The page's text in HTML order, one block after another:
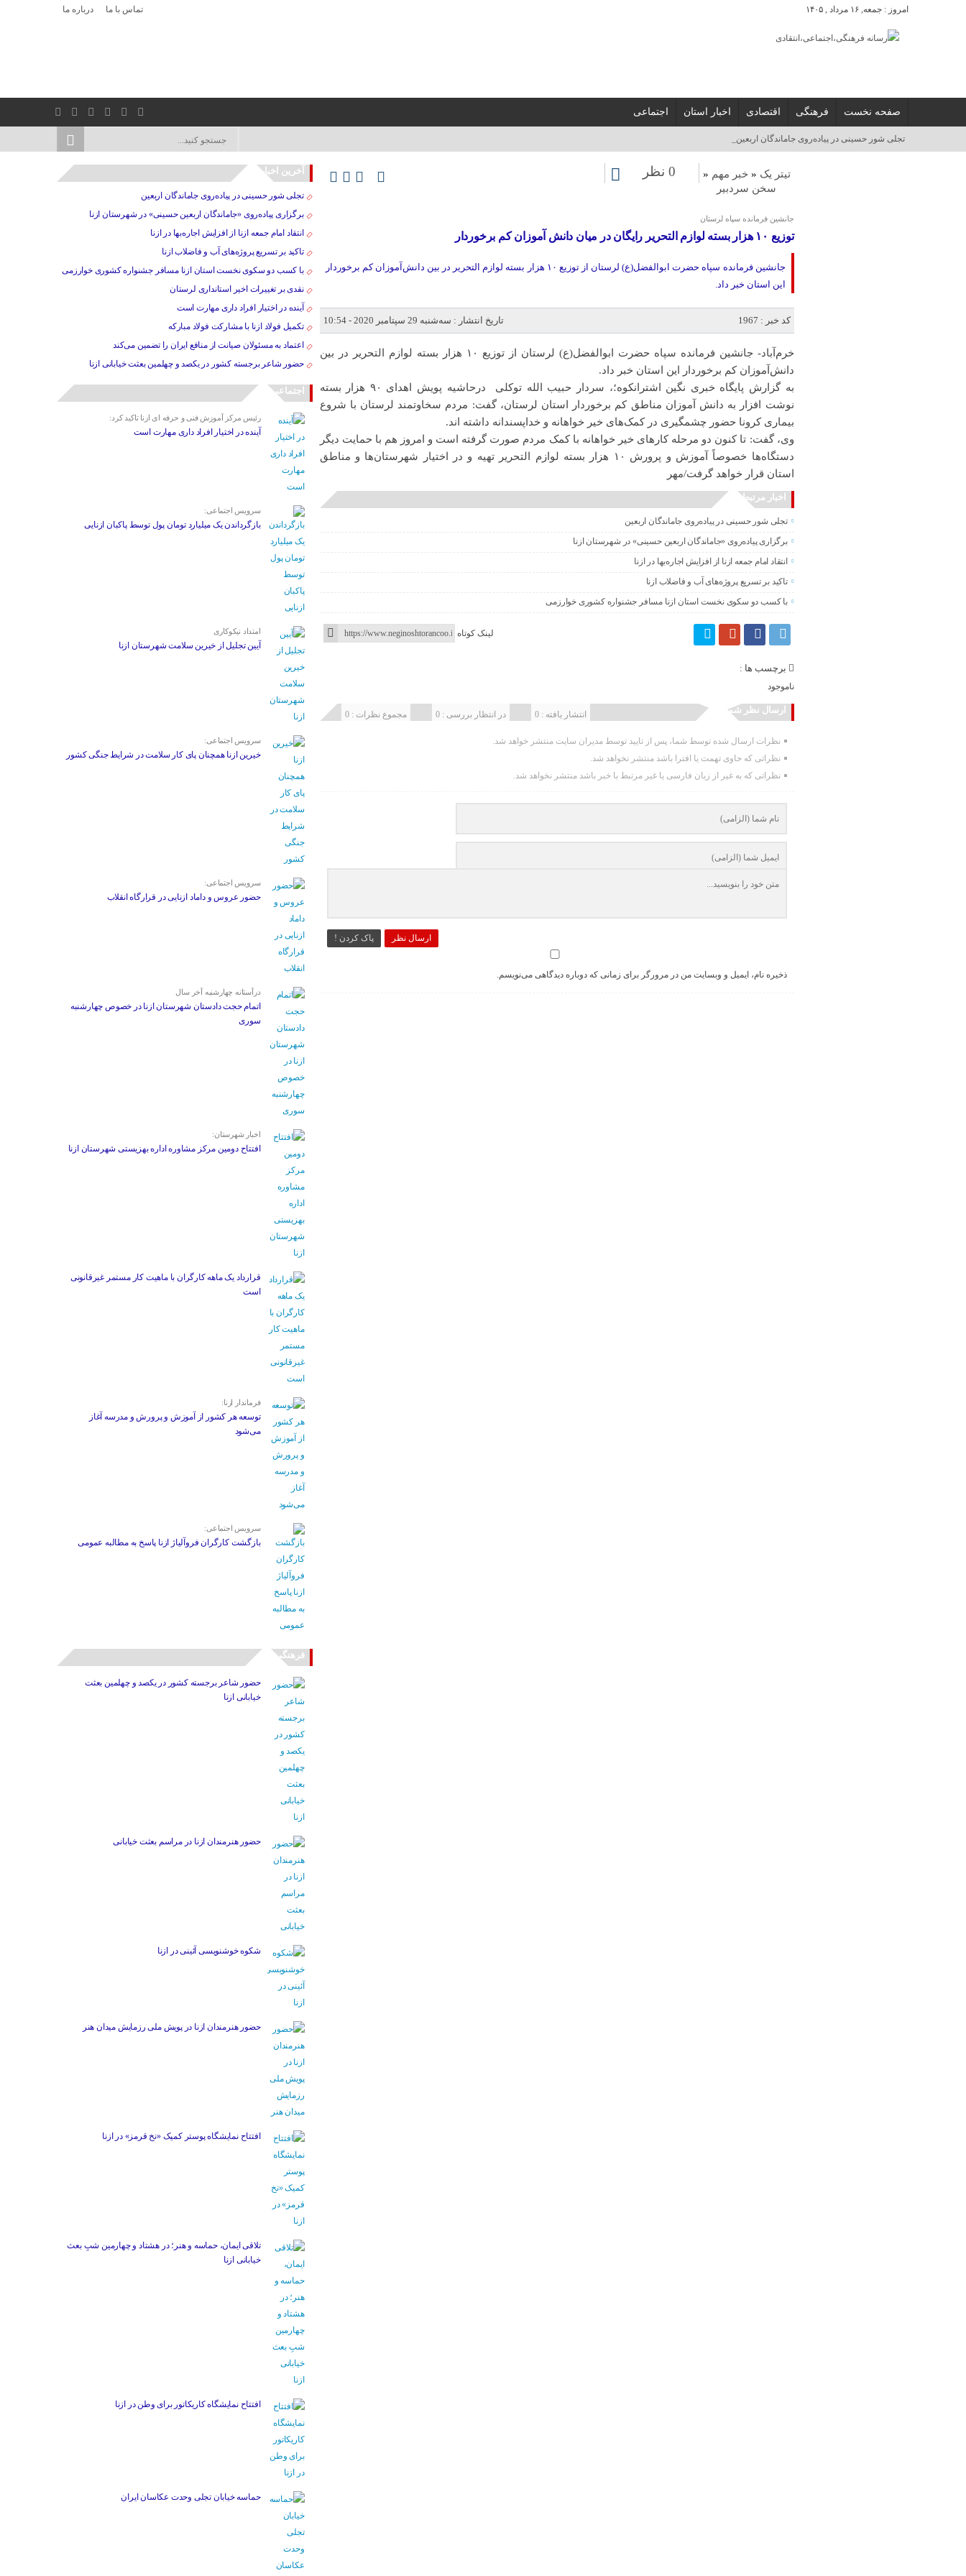
امروز : جمعه, ۱۶ مرداد , ۱۴۰۵ تماس با ما درباره ما
صفحه نخست فرهنگی اقتصادی اخبار استان اجتماعی
برگ_
تیتر یک « خبر مهم «
سخن سردبیر
0 نظر
جانشین فرمانده سپاه لرستان
توزیع ۱۰ هزار بسته لوازم التحریر رایگان در میان دانش آموزان کم برخوردار
جانشین فرمانده سپاه حضرت ابوالفضل(ع) لرستان از توزیع ۱۰ هزار بسته لوازم التحریر در بین دانش‌آموزان کم برخوردار
این استان خبر داد.
کد خبر : 1967 تاریخ انتشار : سه‌شنبه 29 سپتامبر 2020 - 10:54
خرم‌آباد- جانشین فرمانده سپاه حضرت ابوالفضل(ع) لرستان از توزیع ۱۰ هزار بسته لوازم التحریر در بین
دانش‌آموزان کم برخوردار این استان خبر داد.
به گزارش پایگاه خبری نگین اشترانکوه؛، سردار حبیب الله توکلی درحاشیه پویش اهدای ۹۰ هزار بسته
نوشت افزار به دانش آموزان مناطق کم برخوردار استان لرستان، گفت: مردم سخاوتمند لرستان با شروع
بیماری کرونا حضور چشمگیری در کمک‌های خیر خواهانه و خداپسندانه داشته اند.
وی، گفت: تا کنون دو مرحله کارهای خیر خواهانه با کمک مردم صورت گرفته است و امروز هم با حمایت دیگر
دستگاه‌ها خصوصاً آموزش و پرورش ۱۰ هزار بسته لوازم التحریر تهیه و در اختیار شهرستان‌ها و مناطق
استان قرار خواهد گرفت/مهر
اخبار مرتبط
تجلی شور حسینی در پیاده‌روی جاماندگان اربعین
برگزاری پیاده‌روی «جاماندگان اربعین حسینی» در شهرستان ازنا
انتقاد امام جمعه ازنا از افزایش اجاره‌بها در ازنا
تاکید بر تسریع پروژه‌های آب و فاضلاب ازنا
با کسب دو سکوی نخست استان ازنا مسافر جشنواره کشوری خوارزمی
لینک کوتاه
برچسب ها :
ناموجود
ارسال نظر شما مجموع نظرات : 0 در انتظار بررسی : 0 انتشار یافته : 0
نظرات ارسال شده توسط شما، پس از تایید توسط مدیران سایت منتشر خواهد شد.
نظراتی که حاوی تهمت یا افترا باشد منتشر نخواهد شد.
نظراتی که به غیر از زبان فارسی یا غیر مرتبط با خبر باشد منتشر نخواهد شد.
ارسال نظر پاک کردن !
ذخیره نام، ایمیل و وبسایت من در مرورگر برای زمانی که دوباره دیدگاهی می‌نویسم.
آخرین اخبار
تجلی شور حسینی در پیاده‌روی جاماندگان اربعین
برگزاری پیاده‌روی «جاماندگان اربعین حسینی» در شهرستان ازنا
انتقاد امام جمعه ازنا از افزایش اجاره‌بها در ازنا
تاکید بر تسریع پروژه‌های آب و فاضلاب ازنا
با کسب دو سکوی نخست استان ازنا مسافر جشنواره کشوری خوارزمی
نقدی بر تغییرات اخیر استانداری لرستان
آینده در اختیار افراد داری مهارت است
تکمیل فولاد ازنا با مشارکت فولاد مبارکه
اعتماد به مسئولان صیانت از منافع ایران را تضمین می‌کند
حضور شاعر برجسته کشور در یکصد و چهلمین بعثت خیابانی ازنا
اجتماعی
رئیس مرکز آموزش فنی و حرفه ای ازنا تاکید کرد:
آینده در اختیار افراد داری مهارت است
سرویس اجتماعی:
بازگرداندن یک میلیارد تومان پول توسط پاکبان ازنایی
امتداد نیکوکاری
آیین تجلیل از خیرین سلامت شهرستان ازنا
سرویس اجتماعی:
خیرین ازنا همچنان پای کار سلامت در شرایط جنگی کشور
سرویس اجتماعی:
حضور عروس و داماد ازنایی در قرارگاه انقلاب
درآستانه چهارشنبه آخر سال
اتمام حجت دادستان شهرستان ازنا در خصوص چهارشنبه
‌سوری
اخبار شهرستان:
افتتاح دومین مرکز مشاوره اداره بهزیستی شهرستان ازنا
قرارداد یک ماهه کارگران با ماهیت کار مستمر غیرقانونی
است
فرماندار ازنا:
توسعه هر کشور از آموزش و پرورش و مدرسه آغاز
می‌شود
سرویس اجتماعی:
بازگشت کارگران فروآلیاژ ازنا پاسخ به مطالبه عمومی
فرهنگی
حضور شاعر برجسته کشور در یکصد و چهلمین بعثت
خیابانی ازنا
حضور هنرمندان ازنا در مراسم بعثت خیابانی
شکوه خوشنویسی آئینی در ازنا
حضور هنرمندان ازنا در پویش ملی رزمایش میدان هنر
افتتاح نمایشگاه پوستر کمیک «نخ قرمز» در ازنا
تلاقی ایمان، حماسه و هنر؛ در هشتاد و چهارمین شبِ بعث
خیابانی ازنا
افتتاح نمایشگاه کاریکاتور برای وطن در ازنا
حماسه خیابان تجلی وحدت عکاسان ایران